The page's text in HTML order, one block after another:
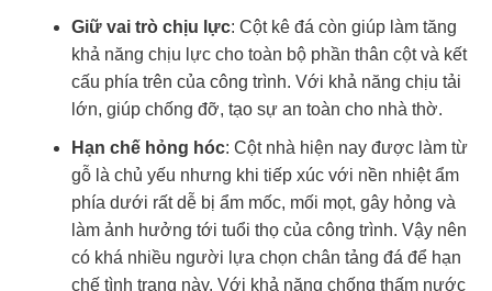
Giữ vai trò chịu lực: Cột kê đá còn giúp làm tăng
khả năng chịu lực cho toàn bộ phần thân cột và kết
cấu phía trên của công trình. Với khả năng chịu tải
lớn, giúp chống đỡ, tạo sự an toàn cho nhà thờ.
Hạn chế hỏng hóc: Cột nhà hiện nay được làm từ
gỗ là chủ yếu nhưng khi tiếp xúc với nền nhiệt ẩm
phía dưới rất dễ bị ẩm mốc, mối mọt, gây hỏng và
làm ảnh hưởng tới tuổi thọ của công trình. Vậy nên
có khá nhiều người lựa chọn chân tảng đá để hạn
chế tình trạng này. Với khả năng chống thấm nước